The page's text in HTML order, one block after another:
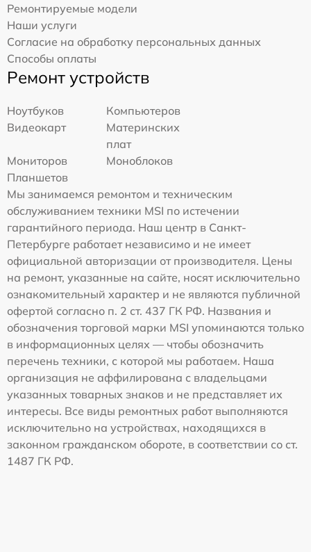
Ремонтируемые модели
Наши услуги
Согласие на обработку персональных данных
Способы оплаты
Ремонт устройств
Ноутбуков
Компьютеров
Видеокарт
Материнских
плат
Мониторов
Моноблоков
Планшетов
Мы занимаемся ремонтом и техническим
обслуживанием техники MSI по истечении
гарантийного периода. Наш центр в Санкт-
Петербурге работает независимо и не имеет
официальной авторизации от производителя. Цены
на ремонт, указанные на сайте, носят исключительно
ознакомительный характер и не являются публичной
офертой согласно п. 2 ст. 437 ГК РФ. Названия и
обозначения торговой марки MSI упоминаются только
в информационных целях — чтобы обозначить
перечень техники, с которой мы работаем. Наша
организация не аффилирована с владельцами
указанных товарных знаков и не представляет их
интересы. Все виды ремонтных работ выполняются
исключительно на устройствах, находящихся в
законном гражданском обороте, в соответствии со ст.
1487 ГК РФ.